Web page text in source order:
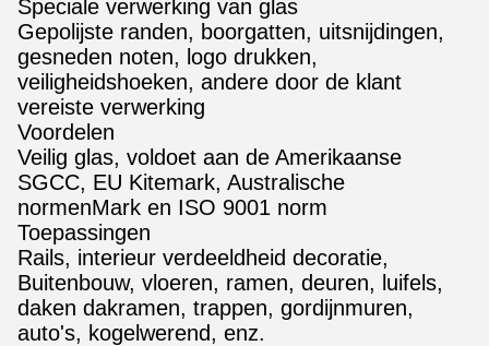
Speciale verwerking van glas
Gepolijste randen, boorgatten, uitsnijdingen,
gesneden noten, logo drukken,
veiligheidshoeken, andere door de klant
vereiste verwerking
Voordelen
Veilig glas, voldoet aan de Amerikaanse
SGCC, EU Kitemark, Australische
normenMark en ISO 9001 norm
Toepassingen
Rails, interieur verdeeldheid decoratie,
Buitenbouw, vloeren, ramen, deuren, luifels,
daken dakramen, trappen, gordijnmuren,
auto's, kogelwerend, enz.